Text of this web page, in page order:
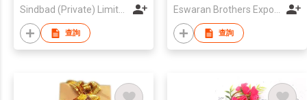
Sindbad (Private) Limited
查詢 查詢